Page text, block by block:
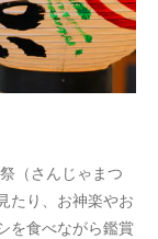
（さんじゃまつ
たり、お神楽やお
を食べながら鑑賞